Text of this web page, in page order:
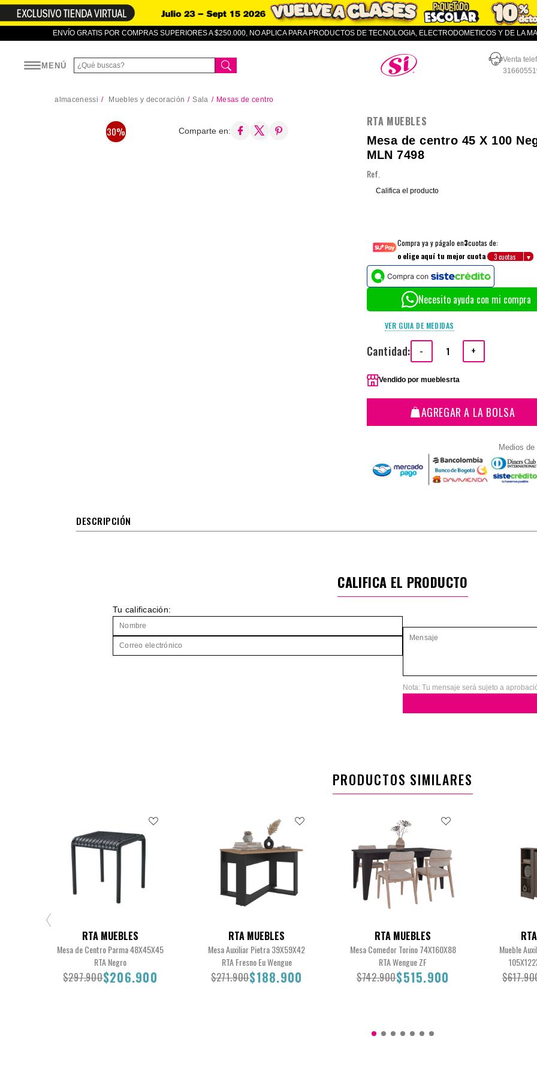
ENVÍO GRATIS POR COMPRAS SUPERIORES A $250.000, NO APLICA PARA PRODUCTOS DE TECNOLOGIA, ELECTRODOMETICOS Y DE LA
MENÚ
Almacenes SI
Venta
almacenessi Muebles y decoración Sala Mesas de centro
30% Comparte en:
RTA MUEBLES
Mesa de centro 45 X 100
MLN 7498
Ref.
Califica el producto
Compra ya y págalo en3cuotas de:
o elige aquí tu mejor cuota
Necesito ayuda con mi compra
VER GUIA DE MEDIDAS
Cantidad: - +
Vendido por mueblesrta
AGREGAR A LA BOLSA
Medios de
DESCRIPCIÓN
CALIFICA EL PRODUCTO
Tu calificación:
Nota: Tu mensaje será sujeto a
PRODUCTOS SIMILARES
RTA MUEBLES
Mesa de Centro Parma 48X45X45
RTA Negro
$297.900$206.900
RTA MUEBLES
Mesa Auxiliar Pietra 39X59X42
RTA Fresno Eu Wengue
$271.900$188.900
RTA MUEBLES
Mesa Comedor Torino 74X160X88
RTA Wengue ZF
$742.900$515.900
Mueble